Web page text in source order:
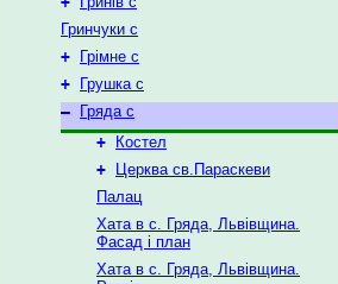
Гринчуки с
+
Грімне с
+
Грушка с
–
Гряда с
+
Костел
+
Церква св.Параскеви
Палац
Хата в с. Гряда, Львівщина.
Фасад і план
Хата в с. Гряда, Львівщина.